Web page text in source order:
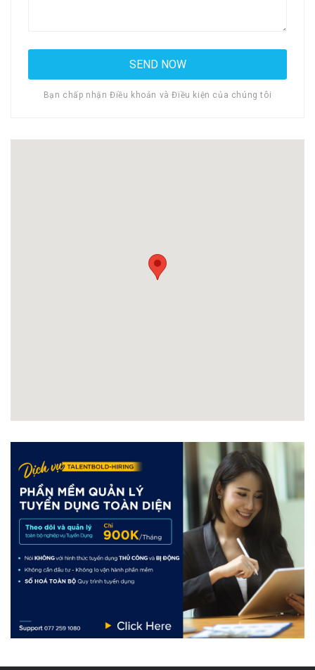
Bạn chấp nhận Điều khoản và Điều kiện của chúng tôi